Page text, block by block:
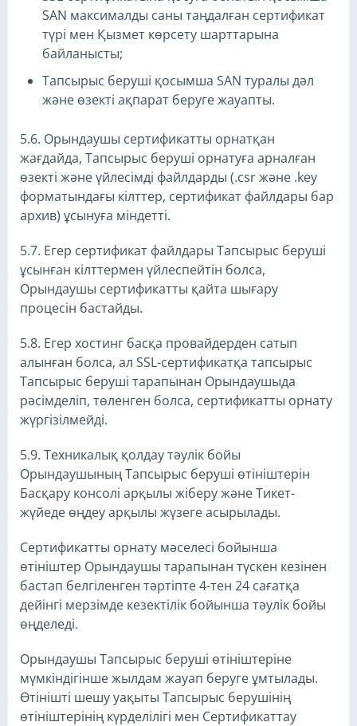
SAN максималды саны таңдалған сертификат
түрі мен Қызмет көрсету шарттарына
байланысты;
Тапсырыс беруші қосымша SAN туралы дәл
және өзекті ақпарат беруге жауапты.
5.6. Орындаушы сертификатты орнатқан
жағдайда, Тапсырыс беруші орнатуға арналған
өзекті және үйлесімді файлдарды (.csr және .key
форматындағы кілттер, сертификат файлдары бар
архив) ұсынуға міндетті.
5.7. Егер сертификат файлдары Тапсырыс беруші
ұсынған кілттермен үйлеспейтін болса,
Орындаушы сертификатты қайта шығару
процесін бастайды.
5.8. Егер хостинг басқа провайдерден сатып
алынған болса, ал SSL-сертификатқа тапсырыс
Тапсырыс беруші тарапынан Орындаушыда
рәсімделіп, төленген болса, сертификатты орнату
жүргізілмейді.
5.9. Техникалық қолдау тәулік бойы
Орындаушының Тапсырыс беруші өтініштерін
Басқару консолі арқылы жіберу және Тикет-
жүйеде өңдеу арқылы жүзеге асырылады.
Сертификатты орнату мәселесі бойынша
өтініштер Орындаушы тарапынан түскен кезінен
бастап белгіленген тәртіпте 4-тен 24 сағатқа
дейінгі мерзімде кезектілік бойынша тәулік бойы
өңделеді.
Орындаушы Тапсырыс беруші өтініштеріне
мүмкіндігінше жылдам жауап беруге ұмтылады.
Өтінішті шешу уақыты Тапсырыс берушінің
өтініштерінің күрделілігі мен Сертификаттау